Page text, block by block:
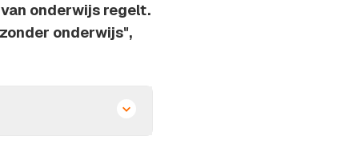
onderwijs regelt.
onderwijs",